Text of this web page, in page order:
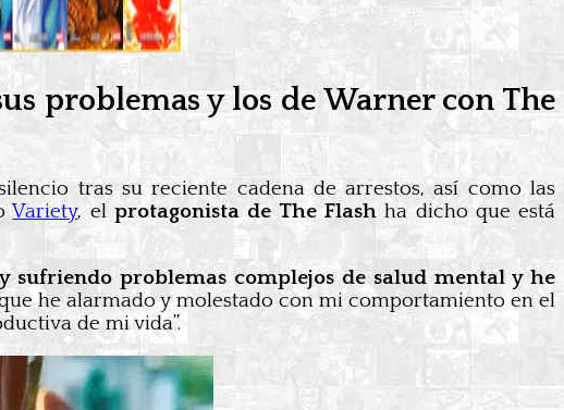
problemas y los de Warner con The
tras su reciente cadena de arrestos, así como las
Variety, el protagonista de The Flashha dicho que está
sufriendo problemas complejos de salud mental y he
he alarmado y molestado con mi comportamiento en el
de mi vida”.